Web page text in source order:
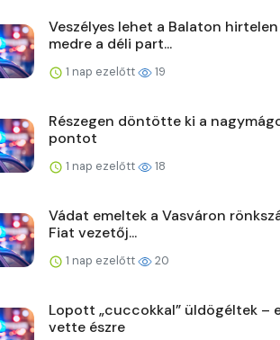
Veszélyes lehet a Balaton
medre a déli part...
1 nap ezelőtt 19
Részegen döntötte ki a
pontot
1 nap ezelőtt 18
Vádat emeltek a Vasváron
Fiat vezetőj...
1 nap ezelőtt 20
Lopott „cuccokkal” üldögéltek –
vette észre